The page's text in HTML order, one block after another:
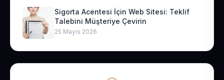
Sigorta Acentesi İçin Web Sitesi: Teklif
Talebini Müşteriye Çevirin
25 Mayıs 2026